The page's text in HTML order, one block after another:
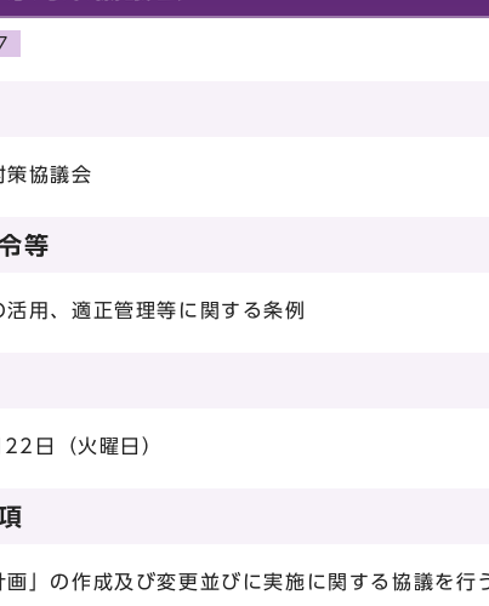
策協議会
等
用、適正管理等に関する条例
日（火曜日）
画」の作成及び変更並びに実施に関する協議を行